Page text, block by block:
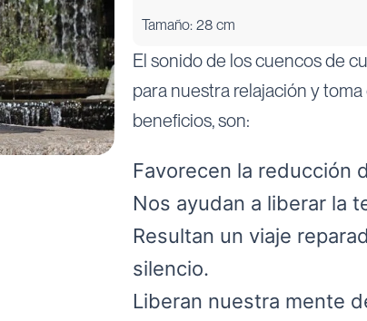
Tamaño: 28 cm
El sonido de los cuencos de
para nuestra relajación y
beneficios, son:
Favorecen la reducción
Nos ayudan a liberar la
Resultan un viaje
silencio.
Liberan nuestra mente